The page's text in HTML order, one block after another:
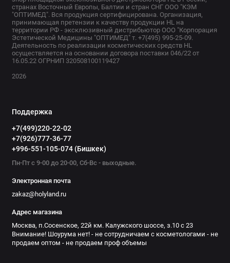
странах Восточный Европы, Балтии и стран СНГ ООО "КЭМ
"ОПТИМЕД". Вся продукция сертифицирована. Организация,
принимающая претензии к качеству продукции HL на
территории РФ - эксклюзивный дистрибьютор ООО "Корпорация
Эстетической Медицины "ОПТИМЕД" т. +7(495) 995-25-09.
Деятельность по реализации косметических средств HL
осуществляется на основании договора поставки 046/22 от
16.05.22 ОГРНИП 320508100119427
2026
Поддержка
+7(499)220-22-02
+7(926)777-36-77
+996-551-105-074 (Бишкек)
Пн-Пт с 9-00 до 20-00, Сб-Вс - выходные.
Электронная почта
zakaz@holyland.ru
Адрес магазина
Москва, п.Сосенское, 22й км. Калужского шоссе, з.10 с 23
Внимание! Шоурума нет! - не сотрудничаем с косметологами - не
продаем оптом - не продаем проф объемы